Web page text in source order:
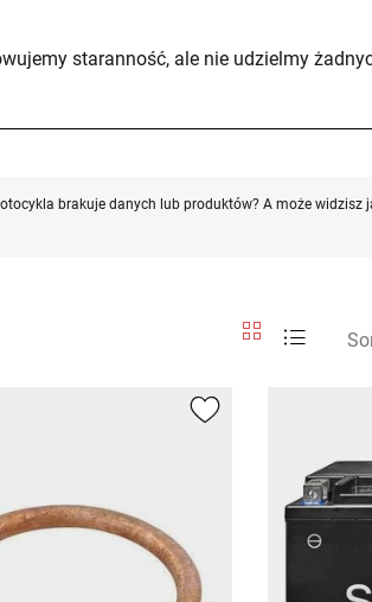
staranność, ale nie udzielmy
brakuje danych lub produktów? A może widzisz